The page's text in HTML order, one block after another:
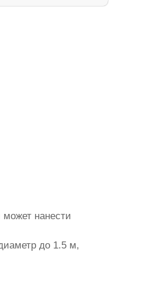
нанести
до 1.5 м,